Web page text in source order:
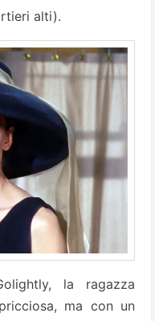
alti).
la ragazza
ma con un